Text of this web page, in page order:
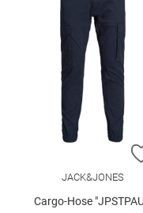
JACK&JONES
Cargo-Hose